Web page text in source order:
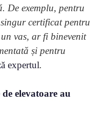
De exemplu, pentru
certificat pentru
vas, ar fi binevenit
și pentru
expertul.
elevatoare au